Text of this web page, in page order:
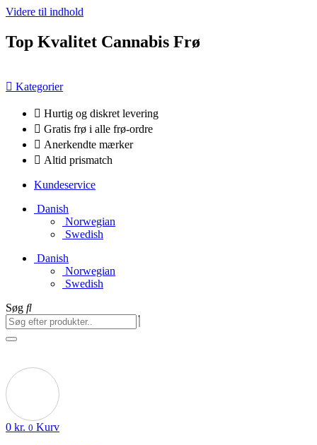
Videre til indhold
Top Kvalitet Cannabis Frø
Kategorier
Hurtig og diskret levering
Gratis frø i alle frø-ordre
Anerkendte mærker
Altid prismatch
Kundeservice
Danish
Norwegian
Swedish
Danish
Norwegian
Swedish
Søg
0 kr. 0 Kurv